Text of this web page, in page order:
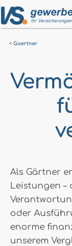
Gaertner
Als Gärtner
Leistungen
oder
enorme
unserem